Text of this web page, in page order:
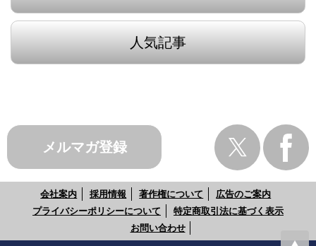
人気記事
メルマガ登録
会社案内 採用情報 著作権について
広告のご案内
プライバシーポリシーについて
特定商取引法に基づく表示
お問い合わせ